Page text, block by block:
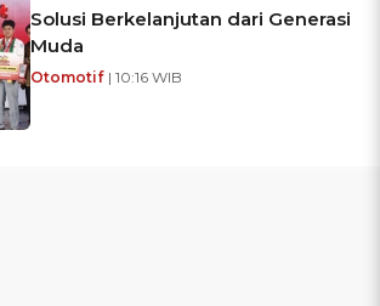
Solusi Berkelanjutan dari Generasi
Muda
Otomotif | 10:16 WIB